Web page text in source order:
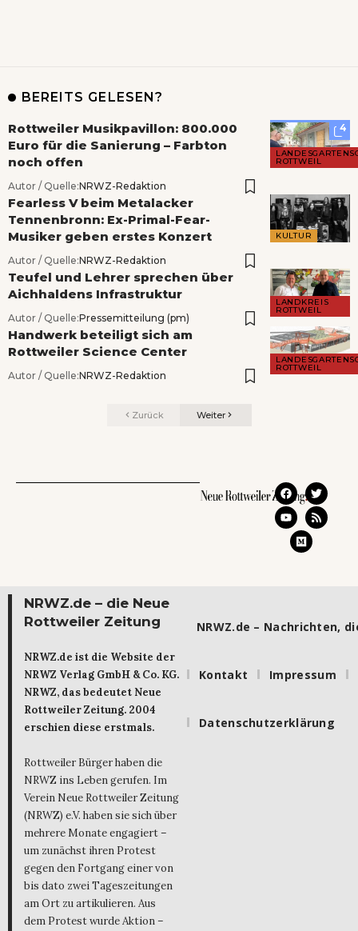
BEREITS GELESEN?
4
ROTTWEIL
Rottweiler Musikpavillon: 800.000
Euro für die Sanierung – Farbton
noch offen
Autor / Quelle:NRWZ-Redaktion
KULTUR
Fearless V beim Metalacker
Tennenbronn: Ex-Primal-Fear-
Musiker geben erstes Konzert
Autor / Quelle:NRWZ-Redaktion
LANDKREIS
ROTTWEIL
Teufel und Lehrer sprechen über
Aichhaldens Infrastruktur
Autor / Quelle:Pressemitteilung (pm)
ROTTWEIL
Handwerk beteiligt sich am
Rottweiler Science Center
Autor / Quelle:NRWZ-Redaktion
Zurück Weiter
NRWZ.de – die Neue
Rottweiler Zeitung
NRWZ.de ist die Website der
NRWZ Verlag GmbH & Co. KG.
NRWZ, das bedeutet Neue
Rottweiler Zeitung. 2004
erschien diese erstmals.
Rottweiler Bürger haben die
NRWZ ins Leben gerufen. Im
Verein Neue Rottweiler Zeitung
(NRWZ) e.V. haben sie sich über
mehrere Monate engagiert –
um zunächst ihren Protest
gegen den Fortgang einer von
bis dato zwei Tageszeitungen
am Ort zu artikulieren. Aus
dem Protest wurde Aktion –
NRWZ.de – Nachrichten,
Kontakt Impressum
Datenschutzerklärung